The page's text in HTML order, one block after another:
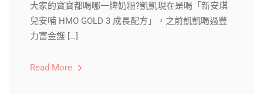
大家的寶寶都喝哪一牌奶粉?凱凱現在是喝「新安琪
兒安哺 HMO GOLD 3 成長配方」，之前凱凱喝過豐
力富金護 […]
Read More